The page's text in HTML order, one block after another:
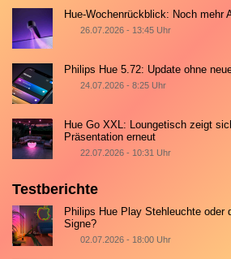
Hue-Wochenrückblick: Noch mehr
26.07.2026 - 13:45 Uhr
Philips Hue 5.72: Update ohne
24.07.2026 - 8:25 Uhr
Hue Go XXL: Loungetisch zeigt
Präsentation erneut
22.07.2026 - 10:31 Uhr
Testberichte
Philips Hue Play Stehleuchte oder
Signe?
02.07.2026 - 18:00 Uhr